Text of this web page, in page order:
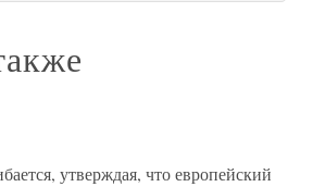
утверждая, что европейский